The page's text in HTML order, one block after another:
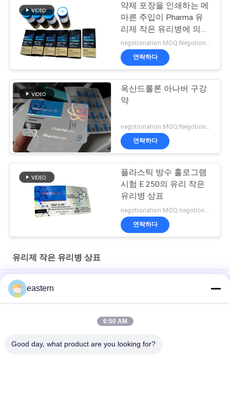
약제 포장을 인쇄하는 메
마른 주입이 Pharma 유
리제 작은 유리병에 의하
여 레테르를 붙입니다
negotionation MOQ:Negotionation
연락하다
옥산드롤론 아나버 구강
약
negotionation MOQ:Negotionation
연락하다
플라스틱 방수 홀로그램
시험 E 250의 유리 작은
유리병 상표
연락하다
유리제 작은 유리병 상표
Somatropin HG 176-191 2mlx10 레이블이 있는 유리 바이알
전 세트 Paer Instrution를 가진 tren 아세테이트 작은 유리병 작은
eastern
6:50 AM
Good day, what product are you looking for?